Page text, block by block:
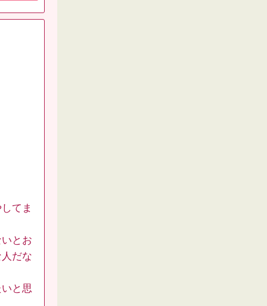
てま
とお
だな
と思